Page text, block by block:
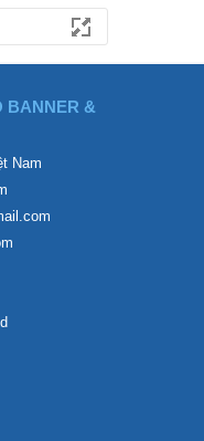
BANNER &
Nam